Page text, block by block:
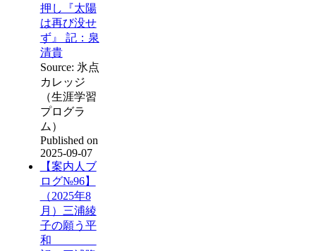
押し『太陽
は再び没せ
ず』 記：泉
清貴
Source: 氷点
カレッジ
（生涯学習
プログラ
ム）
Published on
2025-09-07
【案内人ブ
ログ№96】
（2025年8
月）三浦綾
子の願う平
和